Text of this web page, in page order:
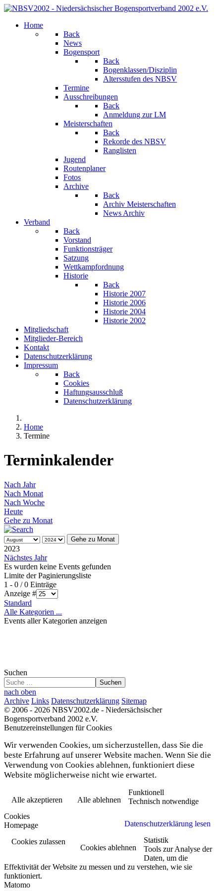
Home
Back
News
Bogensport
Back
Bogenklassen/Disziplin
Altersstufen des NBSV
Termine
Ausschreibungen
Back
Anmeldung zur LM
Meisterschaften
Back
Rekorde des NBSV
Ranglisten
Jugend
Routenplaner
Fotos
Archive
Back
Archiv Meisterschaften
News Archiv
Verband
Back
Vorstand
Funktionsträger
Satzung
Wettkampfordnung
Historie
Back
Historie 2007
Historie 2006
Historie 2004
Historie 2002
Mitgliedschaft
Mitglieder-Bereich
Kontakt
Datenschutzerklärung
Impressum
Back
Cookies
Haftungsausschluß
Datenschutzerklärung
Home
Termine
Terminkalender
Nach Jahr
Nach Monat
Nach Woche
Heute
Gehe zu Monat
Gehe zu Monat
2023
Nächstes Jahr
Es wurden keine Events gefunden
Limite der Paginierungsliste
1 - 0 / 0 Einträge
Anzeige #
Standard
Alle Kategorien ...
Events aller Kategorien anzeigen
Suchen
Suchen
nach oben
Archive Links Datenschutzerklärung Sitemap
© 2006 - 2026 NBSV2002.de - Niedersächsischer
Bogensportverband 2002 e.V.
Benutzereinstellungen für Cookies
Wir verwenden Cookies, um sicherzustellen, dass Sie die
beste Erfahrung auf unserer Website machen. Wenn Sie die
Verwendung von Cookies ablehnen, funktioniert diese
Website möglicherweise nicht wie erwartet.
Alle akzeptieren Alle ablehnen
Datenschutzerklärung lesen
Funktionell
Technisch notwendige
Cookies
Homepage
Cookies zulassen
Cookies ablehnen
Statistik
Tools zur Analyse der
Daten, um die
Effektivität der Website zu messen und zu verstehen, wie sie
funktioniert.
Matomo